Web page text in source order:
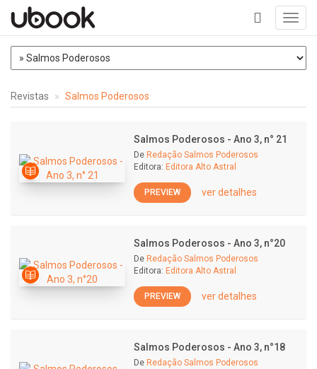
+
Revistas Salmos Poderosos
Salmos Poderosos - Ano 3, n° 21
De Redação Salmos Poderosos
Editora: Editora Alto Astral
PREVIEW ver detalhes
Salmos Poderosos - Ano 3, n°20
De Redação Salmos Poderosos
Editora: Editora Alto Astral
PREVIEW ver detalhes
Salmos Poderosos - Ano 3, n°18
De Redação Salmos Poderosos